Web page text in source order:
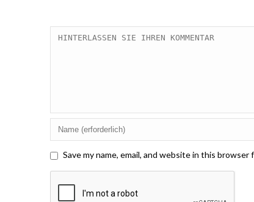
Save my name, email, and website in this